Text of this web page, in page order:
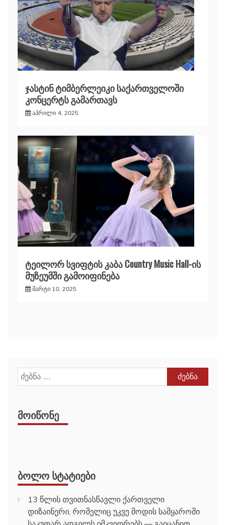
ჯასტინ ტიმბერლეიკი საქართველოში
კონცერტს გამართავს
აპრილი 4, 2025
ტეილორ სვიფტის კაბა Country Music Hall-ის
მუზეუმში გამოიფინება
მარტი 10, 2025
ძებნა:
ᲛᲝᲘᲬᲝᲜᲔ
ᲑᲝᲚᲝ ᲡᲢᲐᲢᲘᲔᲑᲘ
13 წლის თვითნასწავლი ქართველი
დიზაინერი, რომელიც უკვე მოდის სამყაროში